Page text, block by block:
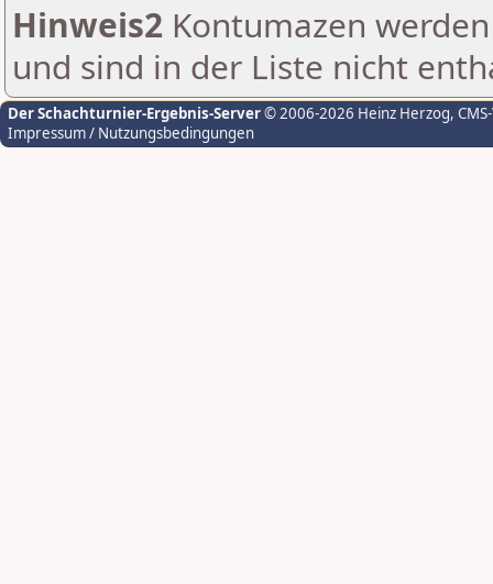
Hinweis2 Kontumazen
und sind in der Liste nicht
Der Schachturnier-Ergebnis-Server© 2006-2026 Heinz Herzog,
Impressum / Nutzungsbedingungen